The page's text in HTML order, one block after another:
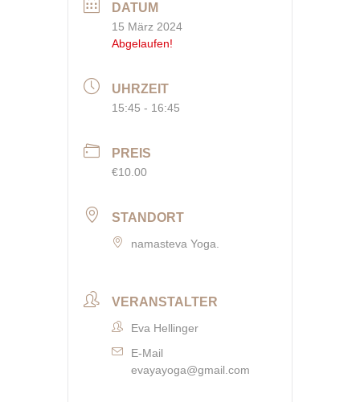
DATUM
15 März 2024
Abgelaufen!
UHRZEIT
15:45 - 16:45
PREIS
€10.00
STANDORT
namasteva Yoga.
VERANSTALTER
Eva Hellinger
E-Mail
evayayoga@gmail.com